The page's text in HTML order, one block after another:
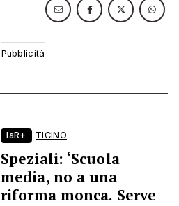
laR+ TICINO
Speziali: ‘Scuola
media, no a una
riforma monca. Serve